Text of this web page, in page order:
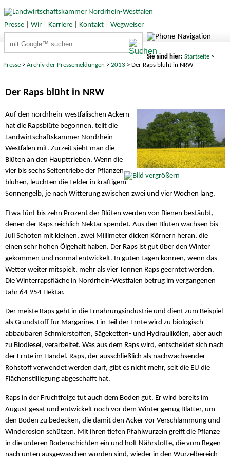
Presse| Wir| Karriere| Kontakt| Wegweiser
Sie sind hier: Startseite>
Presse >Archiv der Pressemeldungen > 2013 > Der Raps blüht in NRW
Der Raps blüht in NRW
Auf den nordrhein-westfälischen Äckern
hat die Rapsblüte begonnen, teilt die
Landwirtschaftskammer Nordrhein-
Westfalen mit. Zurzeit sieht man die
Blüten an den Haupttrieben. Wenn die
vier bis sechs Seitentriebe der Pflanzen
blühen, leuchten die Felder in kräftigem
Sonnengelb, je nach Witterung zwischen zwei und vier Wochen lang.
Etwa fünf bis zehn Prozent der Blüten werden von Bienen bestäubt,
denen der Raps reichlich Nektar spendet. Aus den Blüten wachsen bis
Juli Schoten mit kleinen, zwei Millimeter dicken Körnern heran, die
einen sehr hohen Ölgehalt haben. Der Raps ist gut über den Winter
gekommen und normal entwickelt. In guten Lagen können, wenn das
Wetter weiter mitspielt, mehr als vier Tonnen Raps geerntet werden.
Die Winterrapsfläche in Nordrhein-Westfalen betrug im vergangenen
Jahr 64 954 Hektar.
Der meiste Raps geht in die Ernährungsindustrie und dient zum Beispiel
als Grundstoff für Margarine. Ein Teil der Ernte wird zu biologisch
abbaubaren Schmierstoffen, Sägeketten- und Hydraulikölen, aber auch
zu Biodiesel, verarbeitet. Was aus dem Raps wird, entscheidet sich nach
der Ernte im Handel. Raps, der ausschließlich als nachwachsender
Rohstoff verwendet werden darf, gibt es nicht mehr, seit die EU die
Flächenstilllegung abgeschafft hat.
Raps in der Fruchtfolge tut auch dem Boden gut. Er wird bereits im
August gesät und entwickelt noch vor dem Winter genug Blätter, um
den Boden zu bedecken, die damit den Acker vor Verschlämmung und
Winderosion schützen. Mit ihren tiefen Pfahlwurzeln greift die Pflanze
in die unteren Bodenschichten ein und holt Nährstoffe, die vom Regen
nach unten ausgewaschen worden sind, wieder in den Wurzelbereich